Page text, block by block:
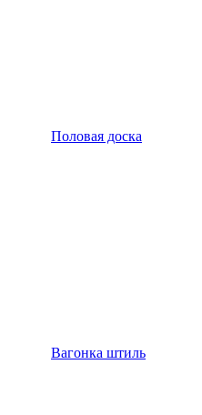
Половая доска
Вагонка штиль